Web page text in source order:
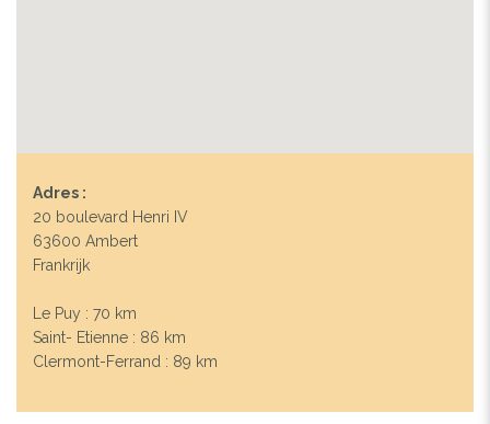
Adres :
20 boulevard Henri IV
63600 Ambert
Frankrijk
Le Puy : 70 km
Saint- Etienne : 86 km
Clermont-Ferrand : 89 km